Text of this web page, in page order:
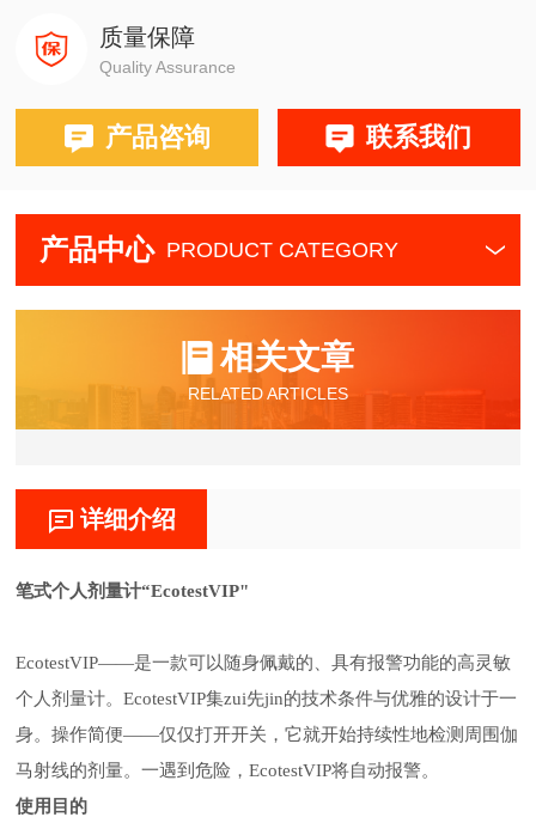
质量保障
Quality Assurance
产品咨询 联系我们
产品中心 PRODUCT CATEGORY
相关文章
RELATED ARTICLES
详细介绍
笔式个人剂量计“EcotestVIP"
EcotestVIP——是一款可以随身佩戴的、具有报警功能的高灵敏
个人剂量计。EcotestVIP集zui先jin的技术条件与优雅的设计于一
身。操作简便——仅仅打开开关，它就开始持续性地检测周围伽
马射线的剂量。一遇到危险，EcotestVIP将自动报警。
使用目的